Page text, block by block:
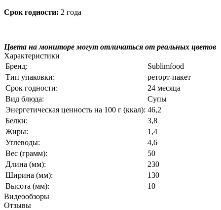
Срок годности: 2 года
Цвета на мониторе могут отличаться от реальных цветов
Характеристики
Бренд:
Sublimfood
Тип упаковки:
реторт-пакет
Срок годности:
24 месяца
Вид блюда:
Супы
Энергетическая ценность на 100 г (ккал): 46,2
Белки:
3,8
Жиры:
1,4
Углеводы:
4,6
Вес (грамм):
50
Длина (мм):
230
Ширина (мм):
130
Высота (мм):
10
Видеообзоры
Отзывы